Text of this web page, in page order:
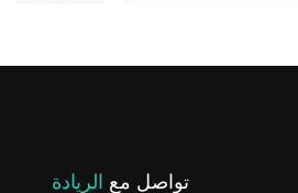
تواصل مع الريادة